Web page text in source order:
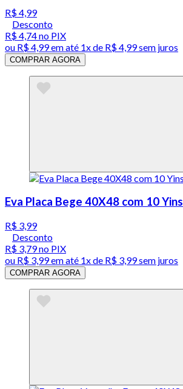
R$ 4,99
Desconto
R$ 4,74no PIX
ou R$ 4,99em até 1x de R$ 4,99sem juros
COMPRAR AGORA
Eva Placa Bege 40X48 com 10 Yins
R$ 3,99
Desconto
R$ 3,79no PIX
ou R$ 3,99em até 1x de R$ 3,99sem juros
COMPRAR AGORA